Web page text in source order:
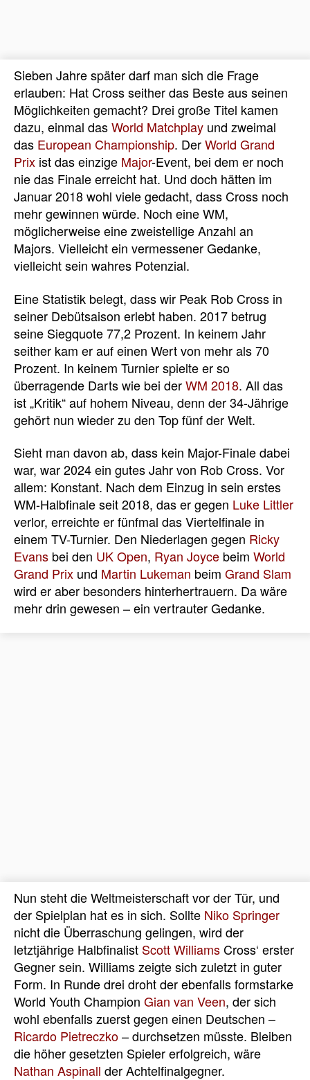
Sieben Jahre später darf man sich die Frage
erlauben: Hat Cross seither das Beste aus seinen
Möglichkeiten gemacht? Drei große Titel kamen
dazu, einmal dasWorld Matchplay und zweimal
das European Championship. DerWorld Grand
Prix ist das einzige Major-Event, bei dem er noch
nie das Finale erreicht hat. Und doch hätten im
Januar 2018 wohl viele gedacht, dass Cross noch
mehr gewinnen würde. Noch eine WM,
möglicherweise eine zweistellige Anzahl an
Majors. Vielleicht ein vermessener Gedanke,
vielleicht sein wahres Potenzial.
Eine Statistik belegt, dass wir Peak Rob Cross in
seiner Debütsaison erlebt haben. 2017 betrug
seine Siegquote 77,2 Prozent. In keinem Jahr
seither kam er auf einen Wert von mehr als 70
Prozent. In keinem Turnier spielte er so
überragende Darts wie bei derWM 2018. All das
ist „Kritik“ auf hohem Niveau, denn der 34-Jährige
gehört nun wieder zu den Top fünf der Welt.
Sieht man davon ab, dass kein Major-Finale dabei
war, war 2024 ein gutes Jahr von Rob Cross. Vor
allem: Konstant. Nach dem Einzug in sein erstes
WM-Halbfinale seit 2018, das er gegen Luke Littler
verlor, erreichte er fünfmal das Viertelfinale in
einem TV-Turnier. Den Niederlagen gegen Ricky
Evans bei den UK Open, Ryan Joyce beim World
Grand Prix und Martin Lukeman beim Grand Slam
wird er aber besonders hinterhertrauern. Da wäre
mehr drin gewesen – ein vertrauter Gedanke.
Nun steht die Weltmeisterschaft vor der Tür, und
der Spielplan hat es in sich. Sollte Niko Springer
nicht die Überraschung gelingen, wird der
letztjährige Halbfinalist Scott WilliamsCross‘ erster
Gegner sein. Williams zeigte sich zuletzt in guter
Form. In Runde drei droht der ebenfalls formstarke
World Youth Champion Gian van Veen, der sich
wohl ebenfalls zuerst gegen einen Deutschen –
Ricardo Pietreczko– durchsetzen müsste. Bleiben
die höher gesetzten Spieler erfolgreich, wäre
Nathan Aspinall der Achtelfinalgegner.